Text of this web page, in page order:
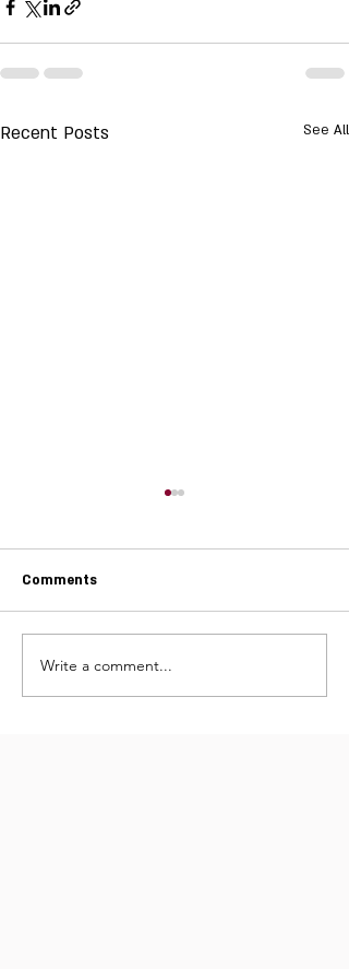
Recent Posts See All
פאי רועים מכרובית (נטול
פחמימות)
Comments
Write a comment...